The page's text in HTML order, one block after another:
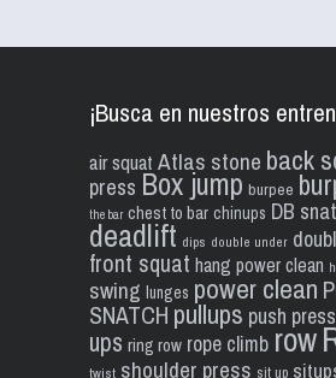
¡Busca en nuestros
air squat Atlas stone back
press Box jump burpee
the bar chest to bar chinups DB
deadlift dips double under
front squat hang power clean
swing lunges power clean
SNATCH pullups push press
ups ring row rope climb row
twist shoulder press sit up